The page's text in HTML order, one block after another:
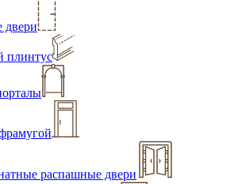
двери
плинтус
распашные двери